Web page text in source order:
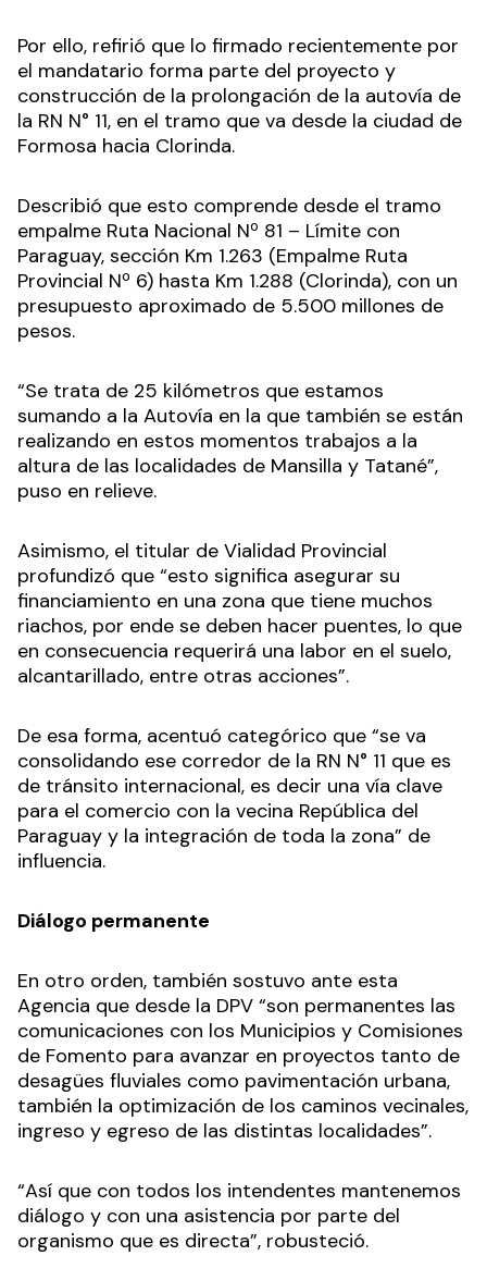
Por ello, refirió que lo firmado recientemente por
el mandatario forma parte del proyecto y
construcción de la prolongación de la autovía de
la RN N° 11, en el tramo que va desde la ciudad de
Formosa hacia Clorinda.
Describió que esto comprende desde el tramo
empalme Ruta Nacional Nº 81 – Límite con
Paraguay, sección Km 1.263 (Empalme Ruta
Provincial Nº 6) hasta Km 1.288 (Clorinda), con un
presupuesto aproximado de 5.500 millones de
pesos.
“Se trata de 25 kilómetros que estamos
sumando a la Autovía en la que también se están
realizando en estos momentos trabajos a la
altura de las localidades de Mansilla y Tatané”,
puso en relieve.
Asimismo, el titular de Vialidad Provincial
profundizó que “esto significa asegurar su
financiamiento en una zona que tiene muchos
riachos, por ende se deben hacer puentes, lo que
en consecuencia requerirá una labor en el suelo,
alcantarillado, entre otras acciones”.
De esa forma, acentuó categórico que “se va
consolidando ese corredor de la RN N° 11 que es
de tránsito internacional, es decir una vía clave
para el comercio con la vecina República del
Paraguay y la integración de toda la zona” de
influencia.
Diálogo permanente
En otro orden, también sostuvo ante esta
Agencia que desde la DPV “son permanentes las
comunicaciones con los Municipios y Comisiones
de Fomento para avanzar en proyectos tanto de
desagües fluviales como pavimentación urbana,
también la optimización de los caminos vecinales,
ingreso y egreso de las distintas localidades”.
“Así que con todos los intendentes mantenemos
diálogo y con una asistencia por parte del
organismo que es directa”, robusteció.